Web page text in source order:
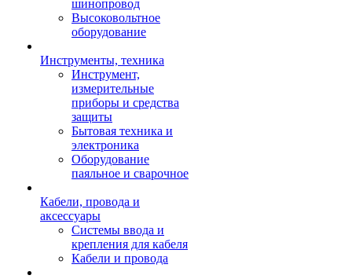
шинопровод
Высоковольтное
оборудование
Инструменты, техника
Инструмент,
измерительные
приборы и средства
защиты
Бытовая техника и
электроника
Оборудование
паяльное и сварочное
Кабели, провода и
аксессуары
Системы ввода и
крепления для кабеля
Кабели и провода